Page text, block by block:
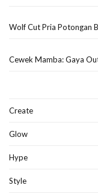
Wolf Cut Pria Potongan
Cewek Mamba: Gaya
Create
Glow
Hype
Style